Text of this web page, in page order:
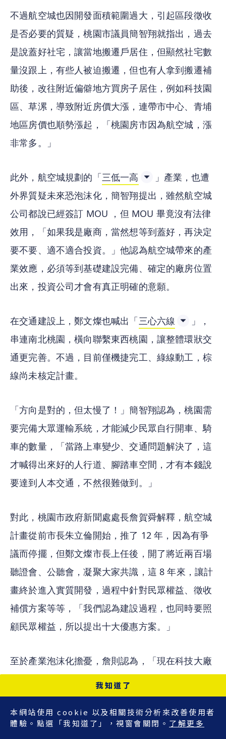
不過航空城也因開發面積範圍過大，引起區段徵收
是否必要的質疑，桃園市議員簡智翔就指出，過去
是說蓋好社宅，讓當地搬遷戶居住，但顯然社宅數
量沒跟上，有些人被迫搬遷，但也有人拿到搬遷補
助後，改往附近偏僻地方買房子居住，例如科技園
區、草漯，導致附近房價大漲，連帶市中心、青埔
地區房價也順勢漲起，「桃園房市因為航空城，漲
非常多。」
此外，航空城規劃的「三低一高
」產業，也遭
外界質疑未來恐泡沫化，簡智翔提出，雖然航空城
公司都說已經簽訂 MOU ，但 MOU 畢竟沒有法律
效用，「如果我是廠商，當然想等到蓋好，再決定
要不要、適不適合投資。」他認為航空城帶來的產
業效應，必須等到基礎建設完備、確定的廠房位置
出來，投資公司才會有真正明確的意願。
在交通建設上，鄭文燦也喊出「三心六線
」，
串連南北桃園，橫向聯繫東西桃園，讓整體環狀交
通更完善。不過，目前僅機捷完工、綠線動工，棕
線尚未核定計畫。
「方向是對的，但太慢了！」簡智翔認為，桃園需
要完備大眾運輸系統，才能減少民眾自行開車、騎
車的數量，「當路上車變少、交通問題解決了，這
才喊得出來好的人行道、腳踏車空間，才有本錢說
要達到人本交通，不然很難做到。」
對此，桃園市政府新聞處處長詹賀舜解釋，航空城
計畫從前市長朱立倫開始，推了 12 年，因為有爭
議而停擺，但鄭文燦市長上任後，開了將近兩百場
聽證會、公聽會，凝聚大家共識，這 8 年來，讓計
畫終於進入實質開發，過程中針對民眾權益、徵收
補償方案等等，「我們認為建設過程，也同時要照
顧民眾權益，所以提出十大優惠方案。」
至於產業泡沫化擔憂，詹則認為，「現在科技大廠
思科（Cisco）已經進來了，很多廠商也簽好
MOU，等產專區出來就會陸續進駐，所以不太會有
這（泡沫化）問題，我們反而比較擔心，當桃園航
本網站使用 cookie 以及相關技術分析來改善使用者
體驗。點選「我知道了」，視窗會關閉。 了解更多
我知道了